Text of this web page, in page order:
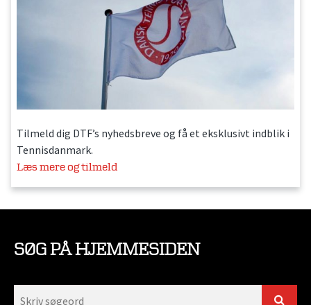
Tilmeld dig DTF’s nyhedsbreve og få et eksklusivt indblik i
Tennisdanmark.
Læs mere og tilmeld
SØG PÅ HJEMMESIDEN